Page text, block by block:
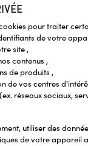
pour traiter
de votre
site ,
contenus ,
de produits ,
de vos centres
réseaux sociaux,
utiliser des
de votre appareil